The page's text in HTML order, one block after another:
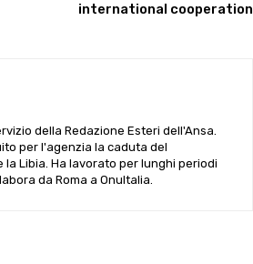
international cooperation
della Redazione Esteri dell'Ansa.
per l'agenzia la caduta del
Libia. Ha lavorato per lunghi periodi
da Roma a OnuItalia.